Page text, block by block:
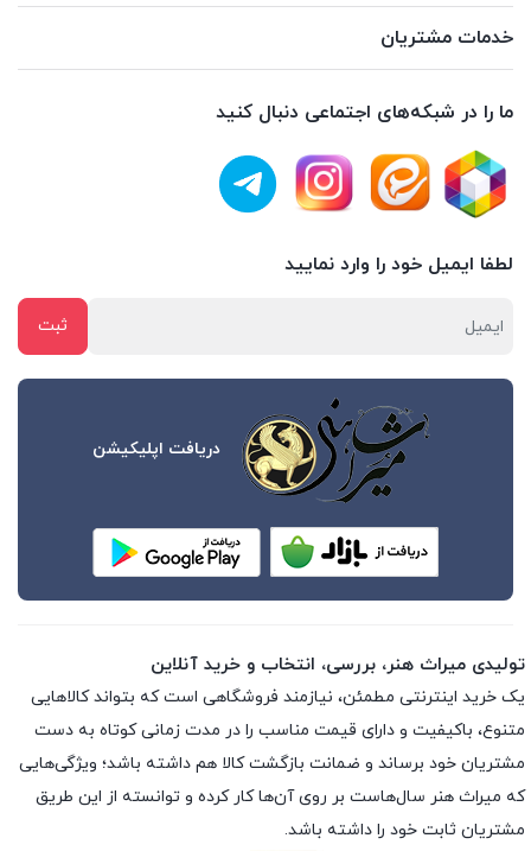
خدمات مشتریان
ما را در شبکه‌های اجتماعی دنبال کنید
لطفا ایمیل خود را وارد نمایید
دریافت اپلیکیشن
تولیدی میراث هنر، بررسی، انتخاب و خرید آنلاین
یک خرید اینترنتی مطمئن، نیازمند فروشگاهی است که بتواند کالاهایی
متنوع، باکیفیت و دارای قیمت مناسب را در مدت زمانی کوتاه به دست
مشتریان خود برساند و ضمانت بازگشت کالا هم داشته باشد؛ ویژگی‌هایی
که میراث هنر سال‌هاست بر روی آن‌ها کار کرده و توانسته از این طریق
مشتریان ثابت خود را داشته باشد.